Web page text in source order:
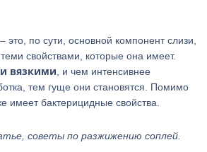
это, по сути, основной компонент слизи,
свойствами, которые она имеет.
вязкими , и чем интенсивнее
тем гуще они становятся. Помимо
имеет бактерицидные свойства.
советы по разжижению соплей.